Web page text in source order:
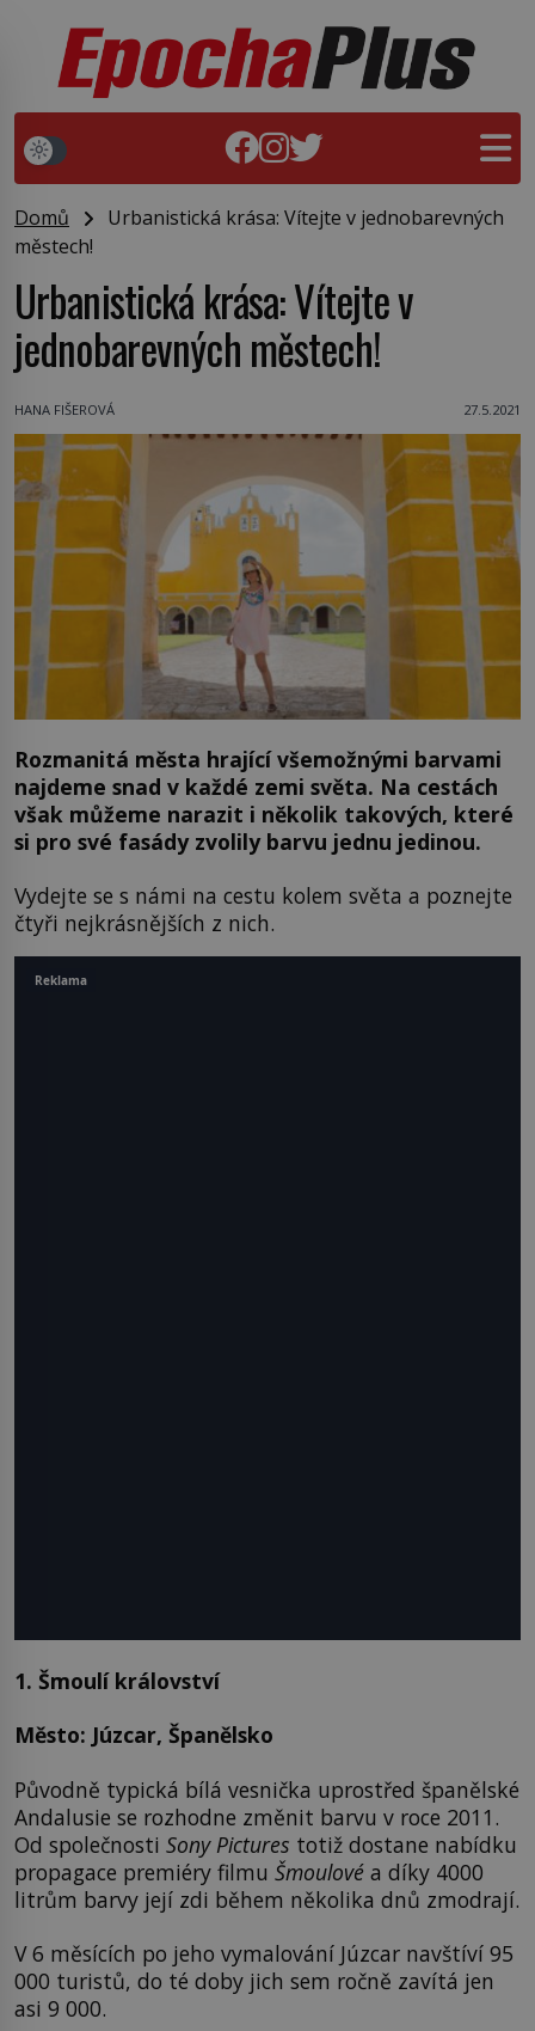
Domů
Urbanistická krása: Vítejte v jednobarevných
městech!
Urbanistická krása: Vítejte v
jednobarevných městech!
HANA FIŠEROVÁ 27.5.2021
Rozmanitá města hrající všemožnými barvami
najdeme snad v každé zemi světa. Na cestách
však můžeme narazit i několik takových, které
si pro své fasády zvolily barvu jednu jedinou.
Vydejte se s námi na cestu kolem světa a poznejte
čtyři nejkrásnějších z nich.
1. Šmoulí království
Město: Júzcar, Španělsko
Původně typická bílá vesnička uprostřed španělské
Andalusie se rozhodne změnit barvu v roce 2011.
Od společnosti Sony Pictures totiž dostane nabídku
propagace premiéry filmu Šmoulové a díky 4000
litrům barvy její zdi během několika dnů zmodrají.
V 6 měsících po jeho vymalování Júzcar navštíví 95
000 turistů, do té doby jich sem ročně zavítá jen
asi 9 000.
Reklama